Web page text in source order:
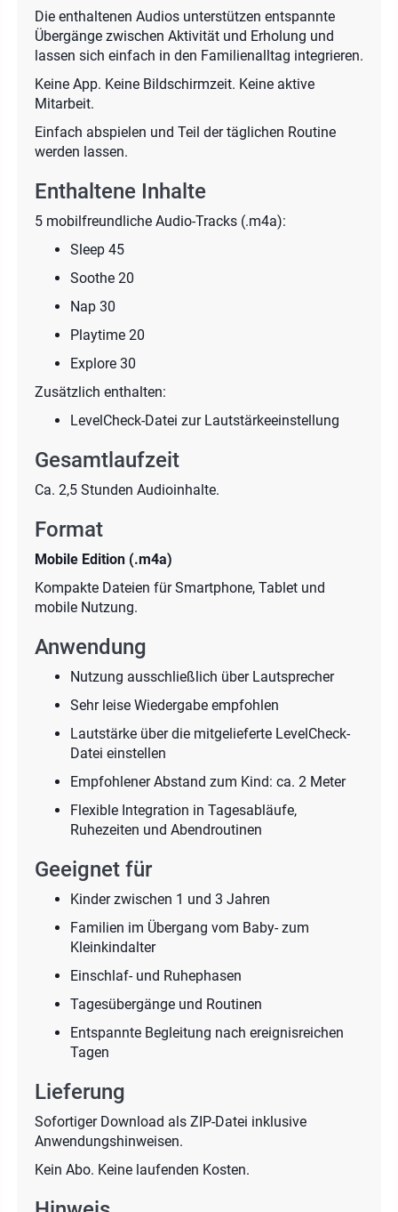
Die enthaltenen Audios unterstützen entspannte
Übergänge zwischen Aktivität und Erholung und
lassen sich einfach in den Familienalltag integrieren.
Keine App. Keine Bildschirmzeit. Keine aktive
Mitarbeit.
Einfach abspielen und Teil der täglichen Routine
werden lassen.
Enthaltene Inhalte
5 mobilfreundliche Audio-Tracks (.m4a):
Sleep 45
Soothe 20
Nap 30
Playtime 20
Explore 30
Zusätzlich enthalten:
LevelCheck-Datei zur Lautstärkeeinstellung
Gesamtlaufzeit
Ca. 2,5 Stunden Audioinhalte.
Format
Mobile Edition (.m4a)
Kompakte Dateien für Smartphone, Tablet und
mobile Nutzung.
Anwendung
Nutzung ausschließlich über Lautsprecher
Sehr leise Wiedergabe empfohlen
Lautstärke über die mitgelieferte LevelCheck-
Datei einstellen
Empfohlener Abstand zum Kind: ca. 2 Meter
Flexible Integration in Tagesabläufe,
Ruhezeiten und Abendroutinen
Geeignet für
Kinder zwischen 1 und 3 Jahren
Familien im Übergang vom Baby- zum
Kleinkindalter
Einschlaf- und Ruhephasen
Tagesübergänge und Routinen
Entspannte Begleitung nach ereignisreichen
Tagen
Lieferung
Sofortiger Download als ZIP-Datei inklusive
Anwendungshinweisen.
Kein Abo. Keine laufenden Kosten.